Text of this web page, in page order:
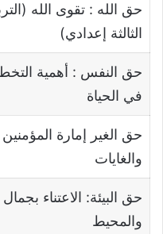
حق الله : تقوى الله
الثالثة إعدادي)
حق النفس : أهمية
في الحياة
حق الغير إمارة
والغايات
حق البيئة: الاعتناء بجمال
والمحيط